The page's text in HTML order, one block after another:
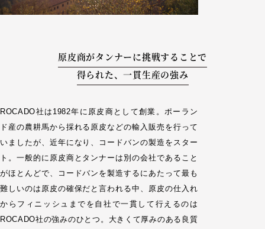
原皮商がタンナーに挑戦することで
得られた、一貫生産の強み
ROCADO社は1982年に原皮商として創業。ポーラン
ド産の農耕馬から採れる原皮などの輸入販売を行って
いましたが、近年になり、コードバンの製造をスター
ト。一般的に原皮商とタンナーは別の会社であること
がほとんどで、コードバンを製造するにあたって最も
難しいのは原皮の確保だと言われる中、原皮の仕入れ
からフィニッシュまでを自社で一貫して行えるのは
ROCADO社の強みのひとつ。大きくて厚みのある良質